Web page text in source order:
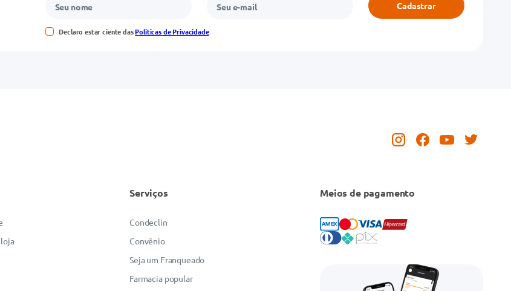
Declaro estar ciente dasPolíticas de Privacidade
Cadastrar
Serviços
Condeclin
Convênio
Seja um Franqueado
Farmacia popular
Meios de pagamento